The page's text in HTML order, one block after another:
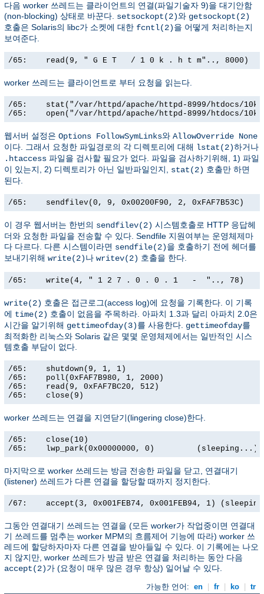
다음 worker 쓰레드는 클라이언트의 연결(파일기술자 9)을 대기안함
(non-blocking) 상태로 바꾼다. setsockopt(2)와 getsockopt(2)
호출은 Solaris의 libc가 소켓에 대한 fcntl(2)을 어떻게 처리하는지
보여준다.
/65:    read(9, " G E T   / 1 0 k . h t m".., 8000)
worker 쓰레드는 클라이언트로 부터 요청을 읽는다.
/65:    stat("/var/httpd/apache/httpd-8999/htdocs/
/65:    open("/var/httpd/apache/httpd-8999/htdocs/
웹서버 설정은 Options FollowSymLinks와 AllowOverride None
이다. 그래서 요청한 파일경로의 각 디렉토리에 대해 lstat(2)하거나
.htaccess 파일을 검사할 필요가 없다. 파일을 검사하기위해, 1) 파일
이 있는지, 2) 디렉토리가 아닌 일반파일인지, stat(2) 호출만 하면
된다.
/65:    sendfilev(0, 9, 0x00200F90, 2, 0xFAF7B53C)
이 경우 웹서버는 한번의 sendfilev(2) 시스템호출로 HTTP 응답헤
더와 요청한 파일을 전송할 수 있다. Sendfile 지원여부는 운영체제마
다 다르다. 다른 시스템이라면 sendfile(2)을 호출하기 전에 헤더를
보내기위해 write(2)나 writev(2) 호출을 한다.
/65:    write(4, " 1 2 7 . 0 . 0 . 1   -  ".., 78)
write(2) 호출은 접근로그(access log)에 요청을 기록한다. 이 기록
에 time(2) 호출이 없음을 주목하라. 아파치 1.3과 달리 아파치 2.0은
시간을 알기위해 gettimeofday(3)를 사용한다. gettimeofday를
최적화한 리눅스와 Solaris 같은 몇몇 운영체제에서는 일반적인 시스
템호출 부담이 없다.
/65:    shutdown(9, 1, 1)
/65:    poll(0xFAF7B980, 1, 2000)
/65:    read(9, 0xFAF7BC20, 512)
/65:    close(9)
worker 쓰레드는 연결을 지연닫기(lingering close)한다.
/65:    close(10)
/65:    lwp_park(0x00000000, 0)         (sleeping...)
마지막으로 worker 쓰레드는 방금 전송한 파일을 닫고, 연결대기
(listener) 쓰레드가 다른 연결을 할당할 때까지 정지한다.
/67:    accept(3, 0x001FEB74, 0x001FEB94, 1)
그동안 연결대기 쓰레드는 연결을 (모든 worker가 작업중이면 연결대
기 쓰레드를 멈추는 worker MPM의 흐름제어 기능에 따라) worker 쓰
레드에 할당하자마자 다른 연결을 받아들일 수 있다. 이 기록에는 나오
지 않지만, worker 쓰레드가 방금 받은 연결을 처리하는 동안 다음
accept(2)가 (요청이 매우 많은 경우 항상) 일어날 수 있다.
가능한 언어: en fr ko tr